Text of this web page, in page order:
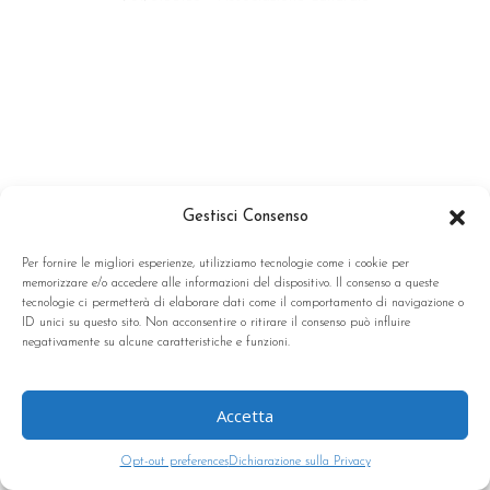
Gestisci Consenso
Per fornire le migliori esperienze, utilizziamo tecnologie come i cookie per
memorizzare e/o accedere alle informazioni del dispositivo. Il consenso a queste
tecnologie ci permetterà di elaborare dati come il comportamento di navigazione o
ID unici su questo sito. Non acconsentire o ritirare il consenso può influire
negativamente su alcune caratteristiche e funzioni.
Accetta
Opt-out preferencesDichiarazione sulla Privacy